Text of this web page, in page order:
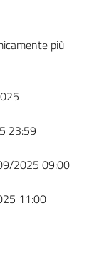
più
23:59
2025 09:00
11:00